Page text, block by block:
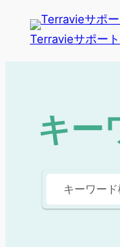
Terravieサポー
キー